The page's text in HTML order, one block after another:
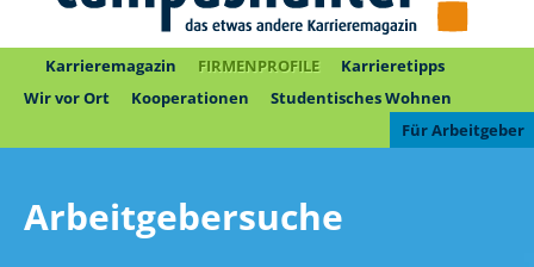
Karrieremagazin FIRMENPROFILE
Karrieretipps
Wir vor Ort
Kooperationen
Studentisches Wohnen
Für Arbeitgeber
Arbeitgebersuche